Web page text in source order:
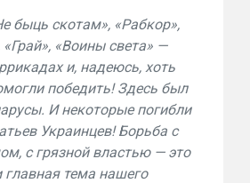
быць скотам», «Рабкор»,
«Грай», «Воины света» —
и, надеюсь, хоть
победить! Здесь был
И некоторые погибли
Украинцев! Борьба с
с грязной властью — это
главная тема нашего